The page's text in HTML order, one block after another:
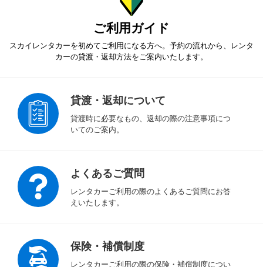
ご利用ガイド
スカイレンタカーを初めてご利用になる方へ。予約の流れから、
レンタ
カーの貸渡・返却方法をご案内いたします。
貸渡・返却について
貸渡時に必要なもの、返却の際の注意事項につ
いてのご案内。
よくあるご質問
レンタカーご利用の際のよくあるご質問にお答
えいたします。
保険・補償制度
レンタカーご利用の際の保険・補償制度につい